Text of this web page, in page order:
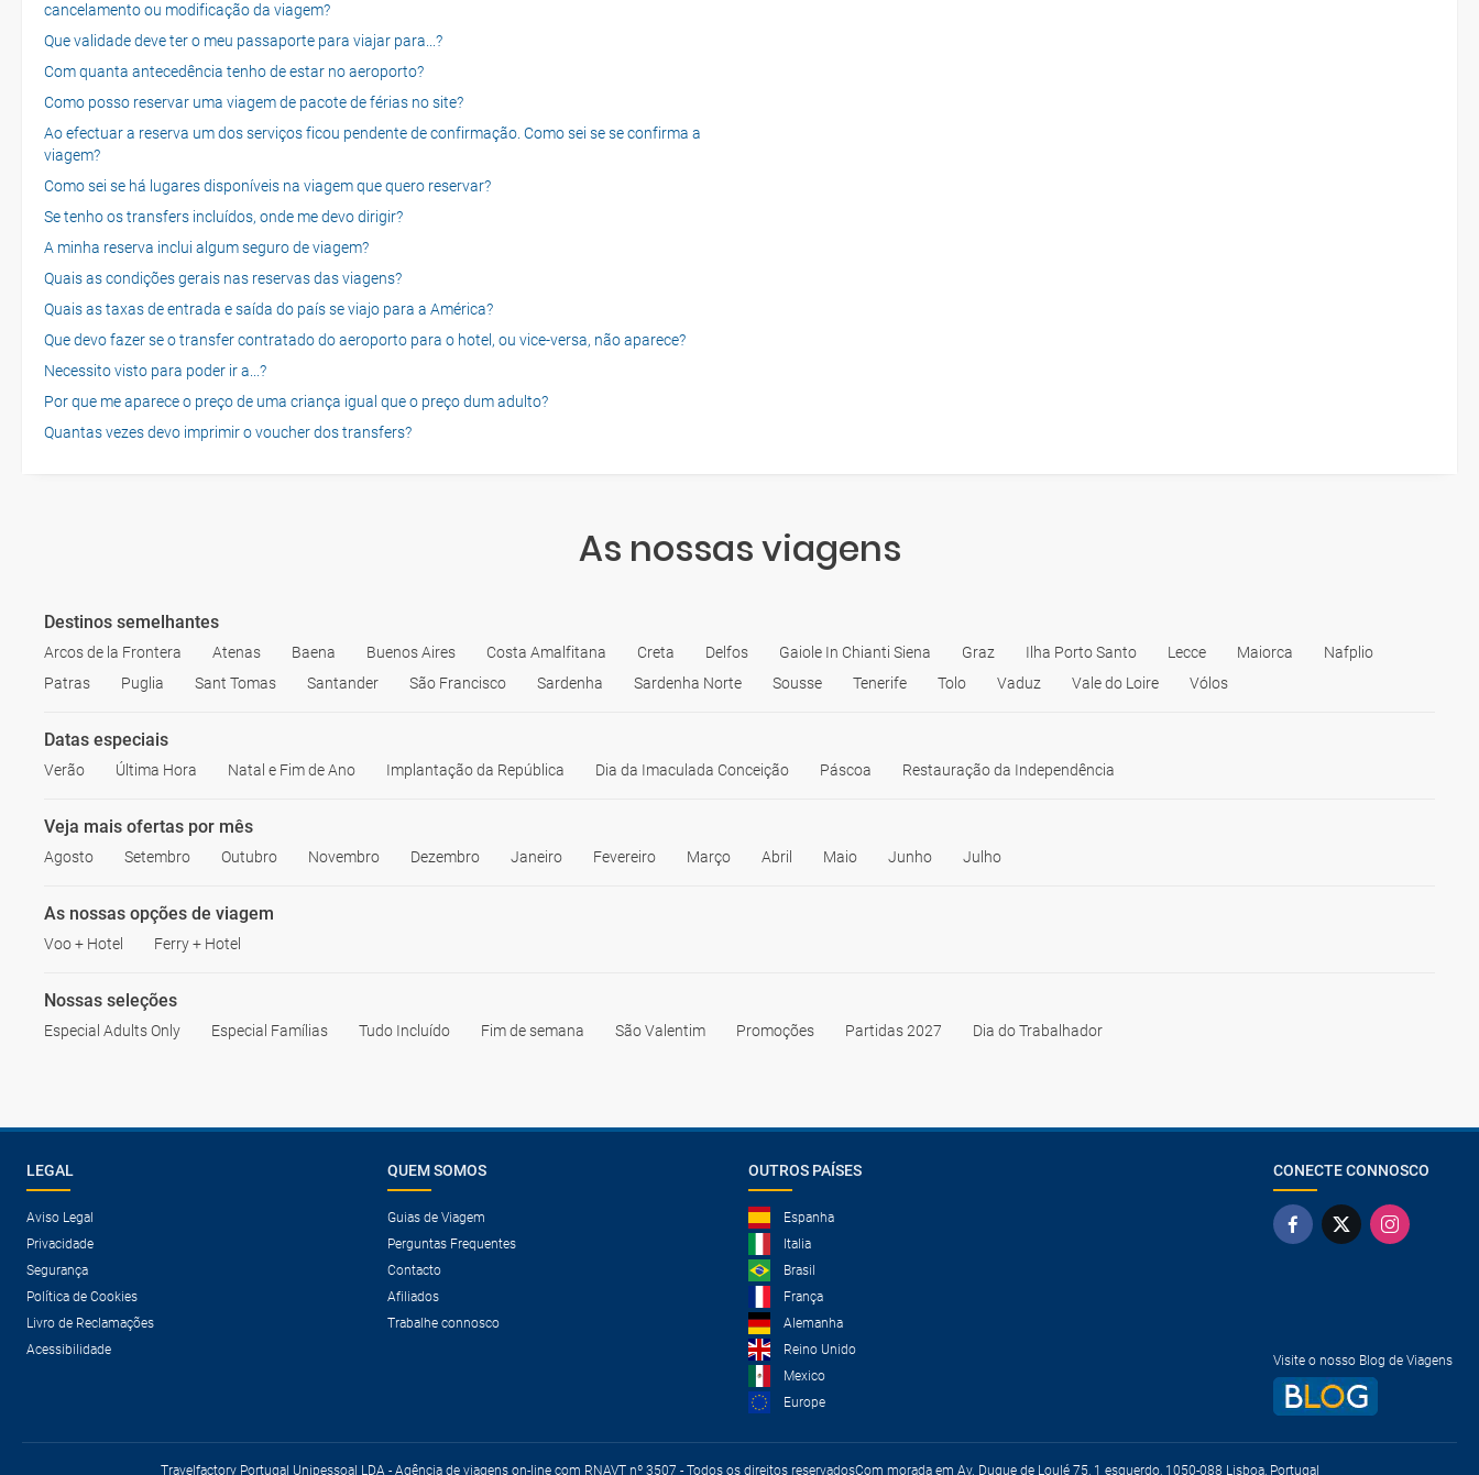
cancelamento ou modificação da viagem?
Que validade deve ter o meu passaporte para viajar para...?
Com quanta antecedência tenho de estar no aeroporto?
Como posso reservar uma viagem de pacote de férias no site?
Ao efectuar a reserva um dos serviços ficou pendente de confirmação. Como sei se se confirma a
viagem?
Como sei se há lugares disponíveis na viagem que quero reservar?
Se tenho os transfers incluídos, onde me devo dirigir?
A minha reserva inclui algum seguro de viagem?
Quais as condições gerais nas reservas das viagens?
Quais as taxas de entrada e saída do país se viajo para a América?
Que devo fazer se o transfer contratado do aeroporto para o hotel, ou vice-versa, não aparece?
Necessito visto para poder ir a...?
Por que me aparece o preço de uma criança igual que o preço dum adulto?
Quantas vezes devo imprimir o voucher dos transfers?
As nossas viagens
Destinos semelhantes
Arcos de la Frontera Atenas Baena Buenos Aires Costa Amalfitana Creta Delfos Gaiole In Chianti Siena Graz Ilha Porto Santo Lecce Maiorca
Nafplio
Patras
Puglia Sant Tomas Santander São Francisco Sardenha Sardenha Norte Sousse Tenerife Tolo Vaduz Vale do Loire Vólos
Datas especiais
Verão Última Hora Natal e Fim de Ano Implantação da República Dia da Imaculada Conceição Páscoa Restauração da Independência
Veja mais ofertas por mês
Agosto Setembro Outubro Novembro Dezembro Janeiro Fevereiro Março Abril Maio Junho Julho
As nossas opções de viagem
Voo + Hotel Ferry + Hotel
Nossas seleções
Especial Adults Only Especial Famílias Tudo Incluído Fim de semana São Valentim Promoções Partidas 2027 Dia do Trabalhador
LEGAL
Aviso Legal
Privacidade
Segurança
Política de Cookies
Livro de Reclamações
Acessibilidade
QUEM SOMOS
Guias de Viagem
Perguntas Frequentes
Contacto
Afiliados
Trabalhe connosco
OUTROS PAÍSES
Espanha
Italia
Brasil
França
Alemanha
Reino Unido
Mexico
Europe
CONECTE CONNOSCO
Visite o nosso Blog de Viagens
Travelfactory Portugal Unipessoal LDA - Agência de viagens on-line com RNAVT nº 3507 - Todos os direitos reservadosCom morada em Av. Duque de Loulé 75, 1 esquerdo, 1050-088 Lisboa, Portugal